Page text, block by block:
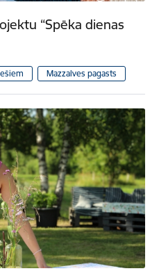
“Spēka dienas
Mazzalves pagasts